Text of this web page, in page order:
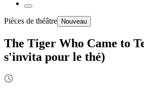
Pièces de théâtre Nouveau
The Tiger Who Came to
s'invita pour le thé)